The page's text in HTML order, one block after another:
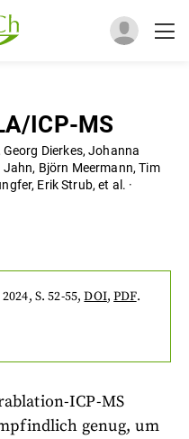
ICP-MS
Georg Dierkes,Johanna
Jahn, Björn Meermann,Tim
, Erik Strub,et al. ·
, S. 52-55,DOI,PDF.
ICP-MS
genug, um